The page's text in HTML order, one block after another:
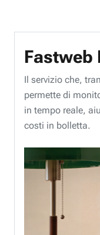
Fastweb
Il servizio che,
permette di
in tempo reale,
costi in bolletta.